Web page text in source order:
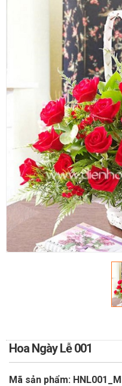
Hoa Ngày Lễ 001
Mã sản phẩm:
QUÀ TẾT 2026
HƯỚNG DẪN MUA HÀNG
DỊCH VỤ GỬI ĐIỆN HOA
VIỆT NAM
PHƯƠNG THỨC THANH
DỊCH VỤ ĐIỆN HOA TRỰC